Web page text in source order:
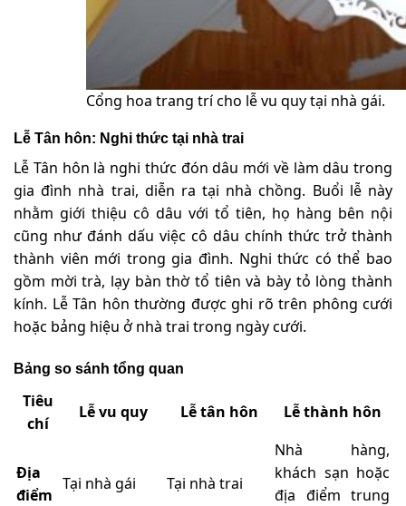
Cổng hoa trang trí cho lễ vu quy tại nhà gái.
Lễ Tân hôn: Nghi thức tại nhà trai
Lễ Tân hôn là nghi thức đón dâu mới về làm dâu trong
gia đình nhà trai, diễn ra tại nhà chồng. Buổi lễ này
nhằm giới thiệu cô dâu với tổ tiên, họ hàng bên nội
cũng như đánh dấu việc cô dâu chính thức trở thành
thành viên mới trong gia đình. Nghi thức có thể bao
gồm mời trà, lạy bàn thờ tổ tiên và bày tỏ lòng thành
kính. Lễ Tân hôn thường được ghi rõ trên phông cưới
hoặc bảng hiệu ở nhà trai trong ngày cưới.
Bảng so sánh tổng quan
Tiêu
chí
Lễ vu quy Lễ tân hôn Lễ thành hôn
Địa
điểm
Tại nhà gái Tại nhà trai
Nhà hàng,
khách sạn hoặc
địa điểm trung